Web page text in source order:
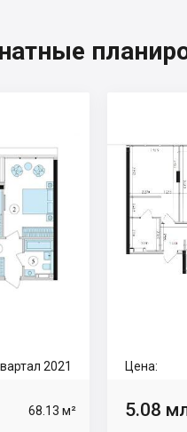
2021
68.13 м²
Цена:
5.08